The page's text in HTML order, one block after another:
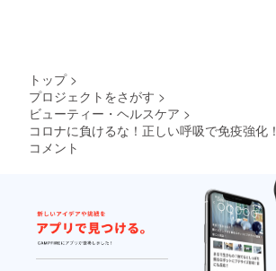
トップ >
プロジェクトをさがす >
ビューティー・ヘルスケア >
コロナに負けるな！正しい呼吸で免疫強化！
コメント